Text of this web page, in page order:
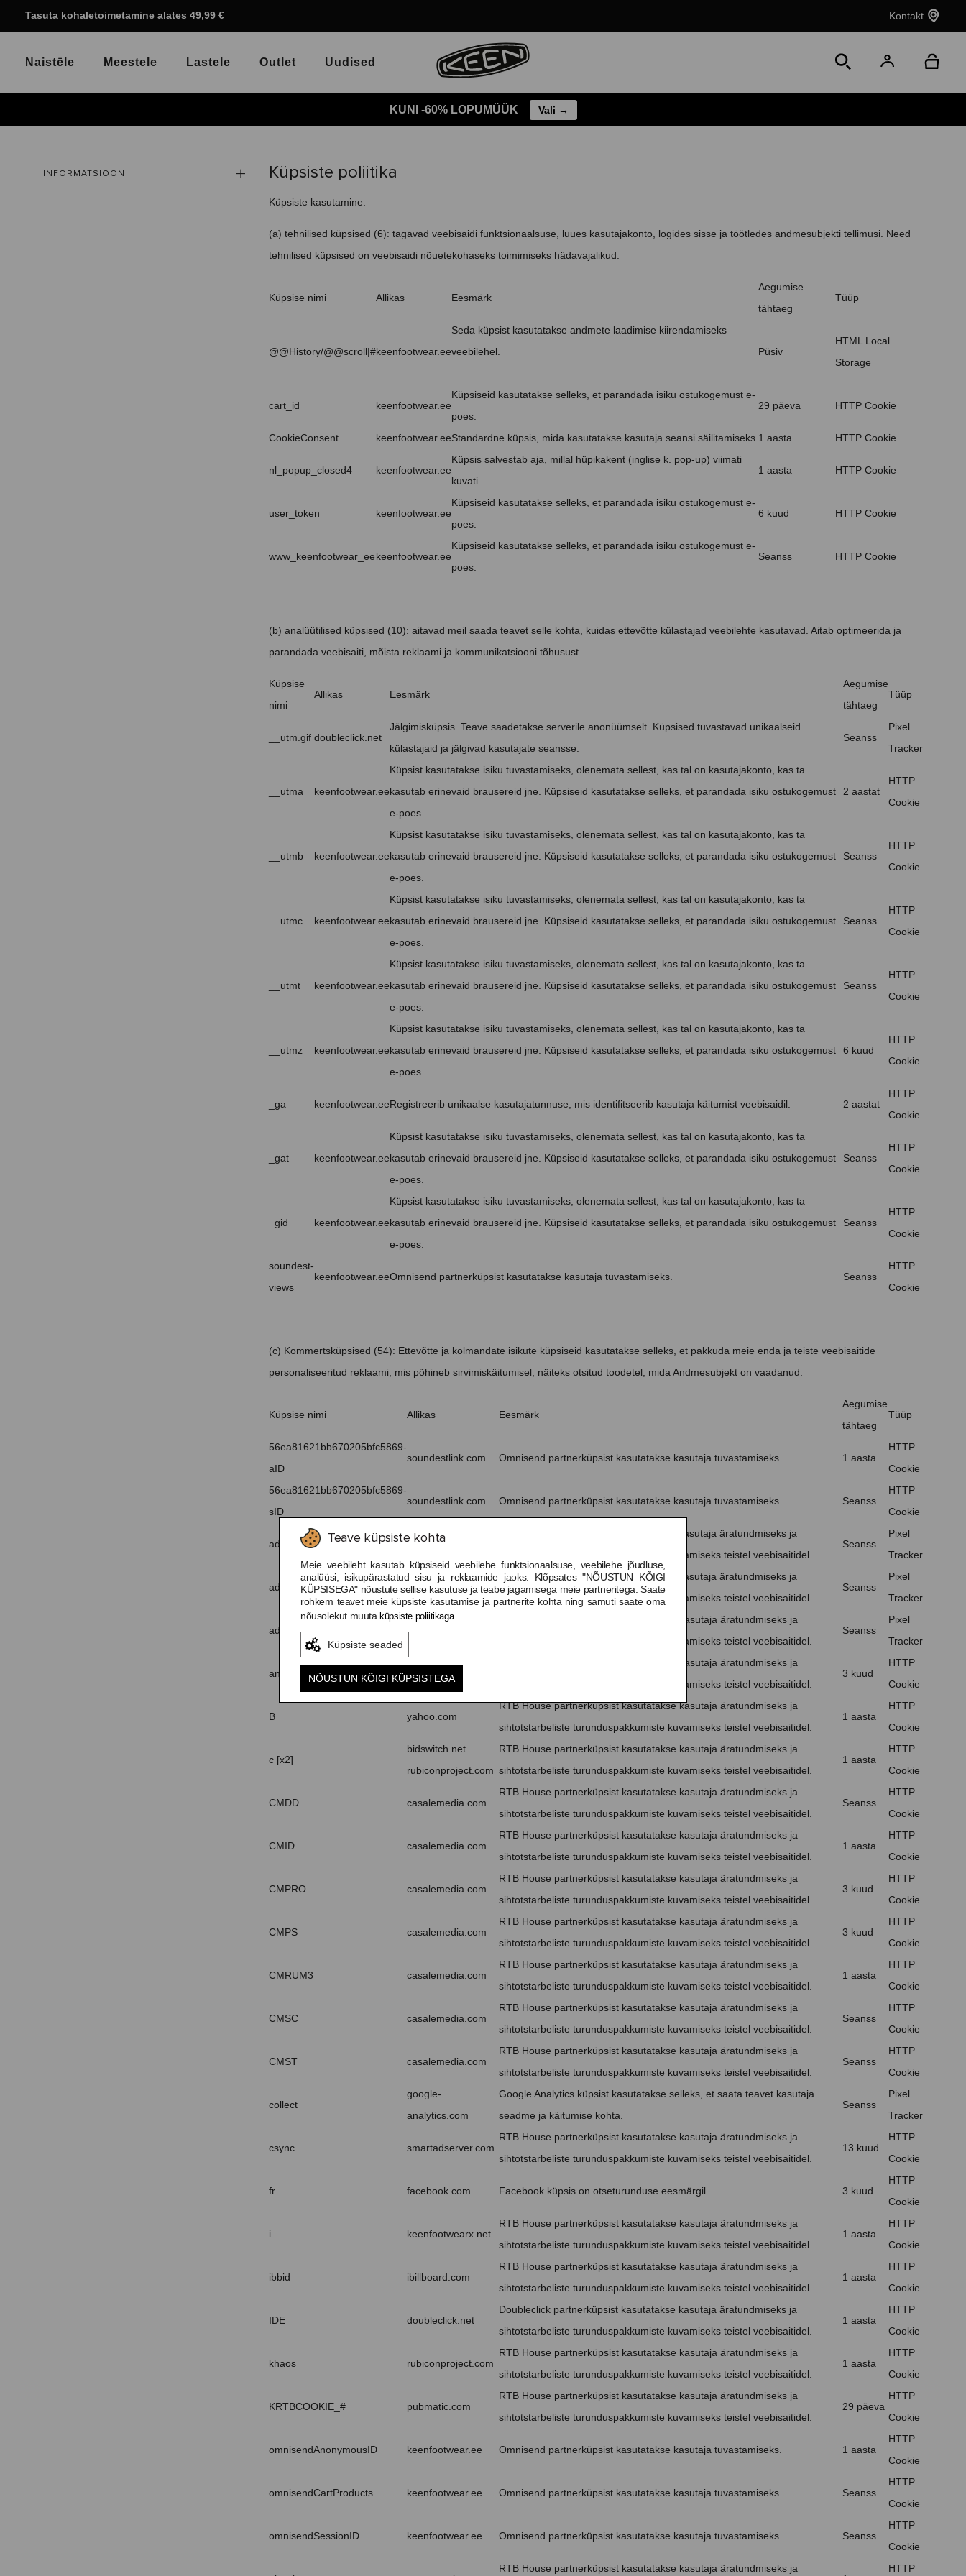
Tasuta kohaletoimetamine alates 49,99 € Kontakt
Naistēle Meestele Lastele Outlet Uudised
Teave küpsiste kohta
Meie veebileht kasutab küpsiseid veebilehe funktsionaalsuse, veebilehe jõudluse,
analüüsi, isikupärastatud sisu ja reklaamide jaoks. Klõpsates "NÕUSTUN KÕIGI
KÜPSISEGA" nõustute sellise kasutuse ja teabe jagamisega meie partneritega. Saate
rohkem teavet meie küpsiste kasutamise ja partnerite kohta ning samuti saate oma
nõusolekut muutaküpsiste poliitikaga.
Küpsiste seaded
NÕUSTUN KÕIGI KÜPSISTEGA
KUNI -60% LOPUMÜÜK Vali →
INFORMATSIOON Küpsiste poliitika
Küpsiste kasutamine:
(a) tehnilised küpsised (6): tagavad veebisaidi funktsionaalsuse, luues kasutajakonto, logides sisse ja töötledes andmesubjekti tellimusi. Need
tehnilised küpsised on veebisaidi nõuetekohaseks toimimiseks hädavajalikud.
Küpsise nimi Allikas Eesmärk
Aegumise
tähtaeg
Tüüp
@@History/@@scroll|#keenfootwear.ee
Seda küpsist kasutatakse andmete laadimise kiirendamiseks
veebilehel.
Püsiv
HTML Local
Storage
cart_id keenfootwear.ee
Küpsiseid kasutatakse selleks, et parandada isiku ostukogemust e-
poes.
29 päeva HTTP Cookie
CookieConsent keenfootwear.eeStandardne küpsis, mida kasutatakse kasutaja seansi säilitamiseks. 1 aasta HTTP Cookie
nl_popup_closed4 keenfootwear.ee
Küpsis salvestab aja, millal hüpikakent (inglise k. pop-up) viimati
kuvati.
1 aasta HTTP Cookie
user_token keenfootwear.ee
Küpsiseid kasutatakse selleks, et parandada isiku ostukogemust e-
poes.
6 kuud HTTP Cookie
www_keenfootwear_eekeenfootwear.ee
Küpsiseid kasutatakse selleks, et parandada isiku ostukogemust e-
poes.
Seanss HTTP Cookie
(b) analüütilised küpsised (10): aitavad meil saada teavet selle kohta, kuidas ettevõtte külastajad veebilehte kasutavad. Aitab optimeerida ja
parandada veebisaiti, mõista reklaami ja kommunikatsiooni tõhusust.
Küpsise
nimi
Allikas Eesmärk
Aegumise
tähtaeg
Tüüp
__utm.gif doubleclick.net
Jälgimisküpsis. Teave saadetakse serverile anonüümselt. Küpsised tuvastavad unikaalseid
külastajaid ja jälgivad kasutajate seansse.
Seanss
Pixel
Tracker
__utma keenfootwear.ee
Küpsist kasutatakse isiku tuvastamiseks, olenemata sellest, kas tal on kasutajakonto, kas ta
kasutab erinevaid brausereid jne. Küpsiseid kasutatakse selleks, et parandada isiku ostukogemust
e-poes.
2 aastat
HTTP
Cookie
__utmb keenfootwear.ee
Küpsist kasutatakse isiku tuvastamiseks, olenemata sellest, kas tal on kasutajakonto, kas ta
kasutab erinevaid brausereid jne. Küpsiseid kasutatakse selleks, et parandada isiku ostukogemust
e-poes.
Seanss
HTTP
Cookie
__utmc keenfootwear.ee
Küpsist kasutatakse isiku tuvastamiseks, olenemata sellest, kas tal on kasutajakonto, kas ta
kasutab erinevaid brausereid jne. Küpsiseid kasutatakse selleks, et parandada isiku ostukogemust
e-poes.
Seanss
HTTP
Cookie
__utmt keenfootwear.ee
Küpsist kasutatakse isiku tuvastamiseks, olenemata sellest, kas tal on kasutajakonto, kas ta
kasutab erinevaid brausereid jne. Küpsiseid kasutatakse selleks, et parandada isiku ostukogemust
e-poes.
Seanss
HTTP
Cookie
__utmz keenfootwear.ee
Küpsist kasutatakse isiku tuvastamiseks, olenemata sellest, kas tal on kasutajakonto, kas ta
kasutab erinevaid brausereid jne. Küpsiseid kasutatakse selleks, et parandada isiku ostukogemust
e-poes.
6 kuud
HTTP
Cookie
_ga keenfootwear.eeRegistreerib unikaalse kasutajatunnuse, mis identifitseerib kasutaja käitumist veebisaidil. 2 aastat
HTTP
Cookie
_gat keenfootwear.ee
Küpsist kasutatakse isiku tuvastamiseks, olenemata sellest, kas tal on kasutajakonto, kas ta
kasutab erinevaid brausereid jne. Küpsiseid kasutatakse selleks, et parandada isiku ostukogemust
e-poes.
Seanss
HTTP
Cookie
_gid keenfootwear.ee
Küpsist kasutatakse isiku tuvastamiseks, olenemata sellest, kas tal on kasutajakonto, kas ta
kasutab erinevaid brausereid jne. Küpsiseid kasutatakse selleks, et parandada isiku ostukogemust
e-poes.
Seanss
HTTP
Cookie
soundest-
views
keenfootwear.eeOmnisend partnerküpsist kasutatakse kasutaja tuvastamiseks. Seanss
HTTP
Cookie
(c) Kommertsküpsised (54): Ettevõtte ja kolmandate isikute küpsiseid kasutatakse selleks, et pakkuda meie enda ja teiste veebisaitide
personaliseeritud reklaami, mis põhineb sirvimiskäitumisel, näiteks otsitud toodetel, mida Andmesubjekt on vaadanud.
Küpsise nimi Allikas Eesmärk
Aegumise
tähtaeg
Tüüp
56ea81621bb670205bfc5869-
aID
soundestlink.com Omnisend partnerküpsist kasutatakse kasutaja tuvastamiseks. 1 aasta
HTTP
Cookie
56ea81621bb670205bfc5869-
sID
soundestlink.com Omnisend partnerküpsist kasutatakse kasutaja tuvastamiseks. Seanss
HTTP
Cookie
ads/ga-audiences google.com
Doubleclick partnerküpsist kasutatakse kasutaja äratundmiseks ja
sihtotstarbeliste turunduspakkumiste kuvamiseks teistel veebisaitidel.
Seanss
Pixel
Tracker
ads/user-lists/# google.com
Doubleclick partnerküpsist kasutatakse kasutaja äratundmiseks ja
sihtotstarbeliste turunduspakkumiste kuvamiseks teistel veebisaitidel.
Seanss
Pixel
Tracker
adx/cm cm.creativecdn.com
RTB House partnerküpsist kasutatakse kasutaja äratundmiseks ja
sihtotstarbeliste turunduspakkumiste kuvamiseks teistel veebisaitidel.
Seanss
Pixel
Tracker
anj adnxs.com
RTB House partnerküpsist kasutatakse kasutaja äratundmiseks ja
sihtotstarbeliste turunduspakkumiste kuvamiseks teistel veebisaitidel.
3 kuud
HTTP
Cookie
B yahoo.com
RTB House partnerküpsist kasutatakse kasutaja äratundmiseks ja
sihtotstarbeliste turunduspakkumiste kuvamiseks teistel veebisaitidel.
1 aasta
HTTP
Cookie
c [x2]
bidswitch.net
rubiconproject.com
RTB House partnerküpsist kasutatakse kasutaja äratundmiseks ja
sihtotstarbeliste turunduspakkumiste kuvamiseks teistel veebisaitidel.
1 aasta
HTTP
Cookie
CMDD casalemedia.com
RTB House partnerküpsist kasutatakse kasutaja äratundmiseks ja
sihtotstarbeliste turunduspakkumiste kuvamiseks teistel veebisaitidel.
Seanss
HTTP
Cookie
CMID casalemedia.com
RTB House partnerküpsist kasutatakse kasutaja äratundmiseks ja
sihtotstarbeliste turunduspakkumiste kuvamiseks teistel veebisaitidel.
1 aasta
HTTP
Cookie
CMPRO casalemedia.com
RTB House partnerküpsist kasutatakse kasutaja äratundmiseks ja
sihtotstarbeliste turunduspakkumiste kuvamiseks teistel veebisaitidel.
3 kuud
HTTP
Cookie
CMPS casalemedia.com
RTB House partnerküpsist kasutatakse kasutaja äratundmiseks ja
sihtotstarbeliste turunduspakkumiste kuvamiseks teistel veebisaitidel.
3 kuud
HTTP
Cookie
CMRUM3 casalemedia.com
RTB House partnerküpsist kasutatakse kasutaja äratundmiseks ja
sihtotstarbeliste turunduspakkumiste kuvamiseks teistel veebisaitidel.
1 aasta
HTTP
Cookie
CMSC casalemedia.com
RTB House partnerküpsist kasutatakse kasutaja äratundmiseks ja
sihtotstarbeliste turunduspakkumiste kuvamiseks teistel veebisaitidel.
Seanss
HTTP
Cookie
CMST casalemedia.com
RTB House partnerküpsist kasutatakse kasutaja äratundmiseks ja
sihtotstarbeliste turunduspakkumiste kuvamiseks teistel veebisaitidel.
Seanss
HTTP
Cookie
collect
google-
analytics.com
Google Analytics küpsist kasutatakse selleks, et saata teavet kasutaja
seadme ja käitumise kohta.
Seanss
Pixel
Tracker
csync smartadserver.com
RTB House partnerküpsist kasutatakse kasutaja äratundmiseks ja
sihtotstarbeliste turunduspakkumiste kuvamiseks teistel veebisaitidel.
13 kuud
HTTP
Cookie
fr facebook.com Facebook küpsis on otseturunduse eesmärgil. 3 kuud
HTTP
Cookie
i keenfootwearx.net
RTB House partnerküpsist kasutatakse kasutaja äratundmiseks ja
sihtotstarbeliste turunduspakkumiste kuvamiseks teistel veebisaitidel.
1 aasta
HTTP
Cookie
ibbid ibillboard.com
RTB House partnerküpsist kasutatakse kasutaja äratundmiseks ja
sihtotstarbeliste turunduspakkumiste kuvamiseks teistel veebisaitidel.
1 aasta
HTTP
Cookie
IDE doubleclick.net
Doubleclick partnerküpsist kasutatakse kasutaja äratundmiseks ja
sihtotstarbeliste turunduspakkumiste kuvamiseks teistel veebisaitidel.
1 aasta
HTTP
Cookie
khaos rubiconproject.com
RTB House partnerküpsist kasutatakse kasutaja äratundmiseks ja
sihtotstarbeliste turunduspakkumiste kuvamiseks teistel veebisaitidel.
1 aasta
HTTP
Cookie
KRTBCOOKIE_# pubmatic.com
RTB House partnerküpsist kasutatakse kasutaja äratundmiseks ja
sihtotstarbeliste turunduspakkumiste kuvamiseks teistel veebisaitidel.
29 päeva
HTTP
Cookie
omnisendAnonymousID keenfootwear.ee Omnisend partnerküpsist kasutatakse kasutaja tuvastamiseks. 1 aasta
HTTP
Cookie
omnisendCartProducts keenfootwear.ee Omnisend partnerküpsist kasutatakse kasutaja tuvastamiseks. Seanss
HTTP
Cookie
omnisendSessionID keenfootwear.ee Omnisend partnerküpsist kasutatakse kasutaja tuvastamiseks. Seanss
HTTP
Cookie
RTB House partnerküpsist kasutatakse kasutaja äratundmiseks ja
HTTP